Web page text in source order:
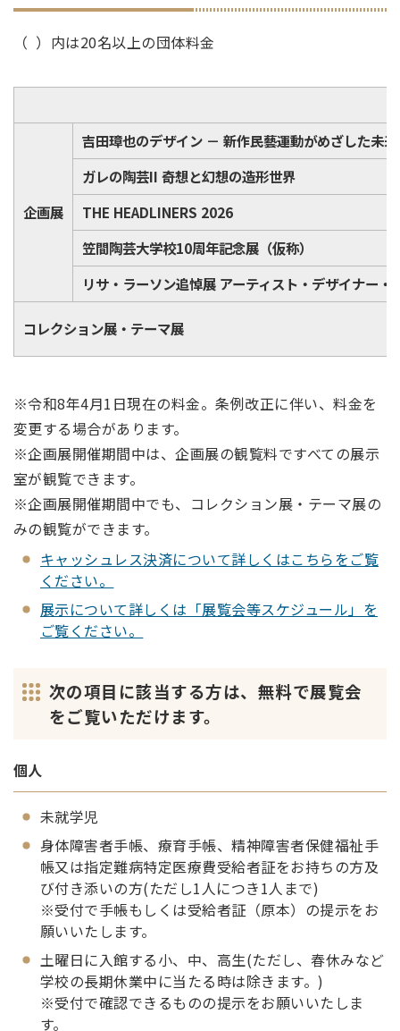
（ ）内は20名以上の団体料金
企画展
吉田璋也のデザイン － 新作民藝運動がめざした未来
ガレの陶芸II 奇想と幻想の造形世界
THE HEADLINERS 2026
笠間陶芸大学校10周年記念展（仮称）
リサ・ラーソン追悼展 アーティスト・デザイナー・
コレクション展・テーマ展
※令和8年4月1日現在の料金。条例改正に伴い、料金を
変更する場合があります。
※企画展開催期間中は、企画展の観覧料ですべての展示
室が観覧できます。
※企画展開催期間中でも、コレクション展・テーマ展の
みの観覧ができます。
キャッシュレス決済について詳しくはこちらをご覧
ください。
展示について詳しくは「展覧会等スケジュール」を
ご覧ください。
次の項目に該当する方は、無料で展覧会
をご覧いただけます。
個人
未就学児
身体障害者手帳、療育手帳、精神障害者保健福祉手
帳又は指定難病特定医療費受給者証をお持ちの方及
び付き添いの方(ただし1人につき1人まで)
※受付で手帳もしくは受給者証（原本）の提示をお
願いいたします。
土曜日に入館する小、中、高生(ただし、春休みなど
学校の長期休業中に当たる時は除きます。)
※受付で確認できるものの提示をお願いいたしま
す。